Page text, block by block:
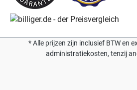
* Alle prijzen zijn inclusief BTW en
administratiekosten, tenzij